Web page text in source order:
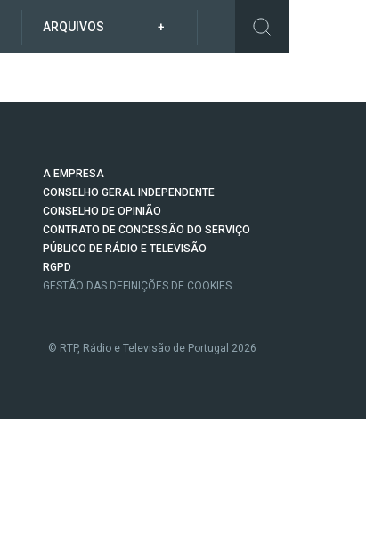
ARQUIVOS +
A EMPRESA
CONSELHO GERAL INDEPENDENTE
CONSELHO DE OPINIÃO
CONTRATO DE CONCESSÃO DO SERVIÇO
PÚBLICO DE RÁDIO E TELEVISÃO
RGPD
GESTÃO DAS DEFINIÇÕES DE COOKIES
© RTP, Rádio e Televisão de Portugal 2026